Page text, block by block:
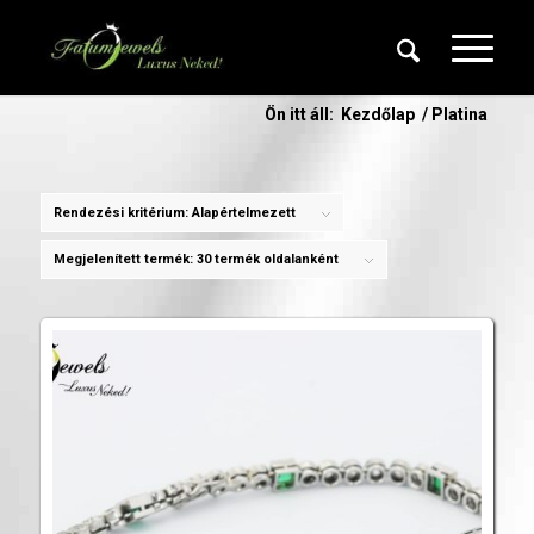
Ön itt áll: Kezdőlap / Platina
Rendezési kritérium:Alapértelmezett
Megjelenített termék: 30 termék oldalanként